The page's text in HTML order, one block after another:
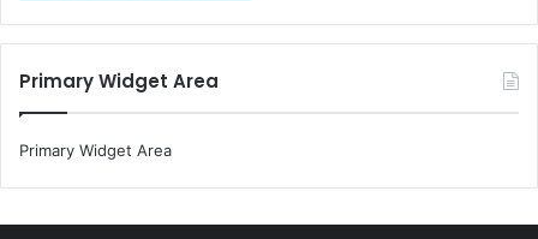
Primary Widget Area
Primary Widget Area